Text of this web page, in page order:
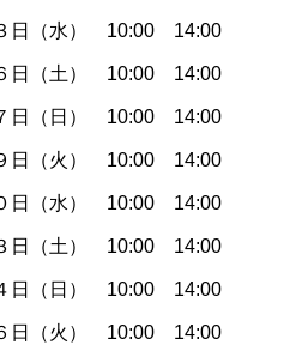
日（水） 10:00 14:00
日（土） 10:00 14:00
日（日） 10:00 14:00
日（火） 10:00 14:00
日（水） 10:00 14:00
日（土） 10:00 14:00
日（日） 10:00 14:00
日（火） 10:00 14:00